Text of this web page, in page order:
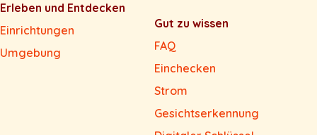
Erleben und Entdecken
Einrichtungen
Umgebung
Gut zu wissen
FAQ
Einchecken
Strom
Gesichtserkennung